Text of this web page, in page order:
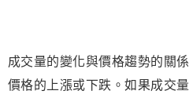
成交量的變化與價格趨勢的關
價格的上漲或下跌。如果成交